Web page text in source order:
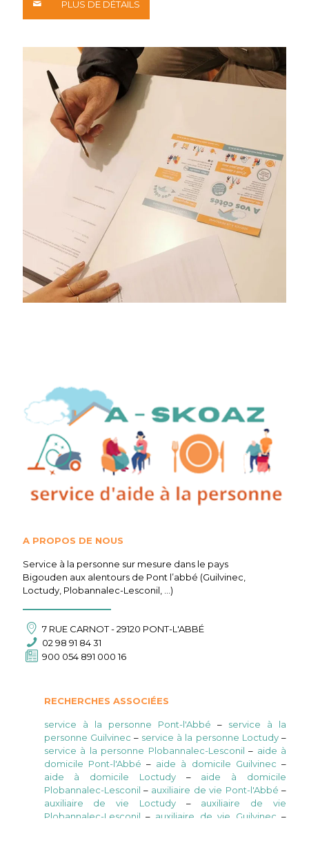
PLUS DE DÉTAILS
A PROPOS DE NOUS
Service à la personne sur mesure dans le pays
Bigouden aux alentours de Pont l’abbé (Guilvinec,
Loctudy, Plobannalec-Lesconil, …)
7 RUE CARNOT - 29120 PONT-L'ABBÉ
02 98 91 84 31
900 054 891 000 16
RECHERCHES ASSOCIÉES
service à la personne Pont-l'Abbé – service à la
personne Guilvinec – service à la personne Loctudy–
service à la personne Plobannalec-Lesconil – aide à
domicile Pont-l'Abbé – aide à domicile Guilvinec –
aide à domicile Loctudy– aide à domicile
Plobannalec-Lesconil – auxiliaire de vie Pont-l'Abbé –
auxiliaire de vie Loctudy– auxiliaire de vie
Plobannalec-Lesconil – auxiliaire de vie Guilvinec –